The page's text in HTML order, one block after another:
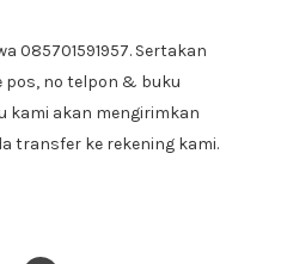
085701591957. Sertakan
pos, no telpon & buku
kami akan mengirimkan
transfer ke rekening kami.